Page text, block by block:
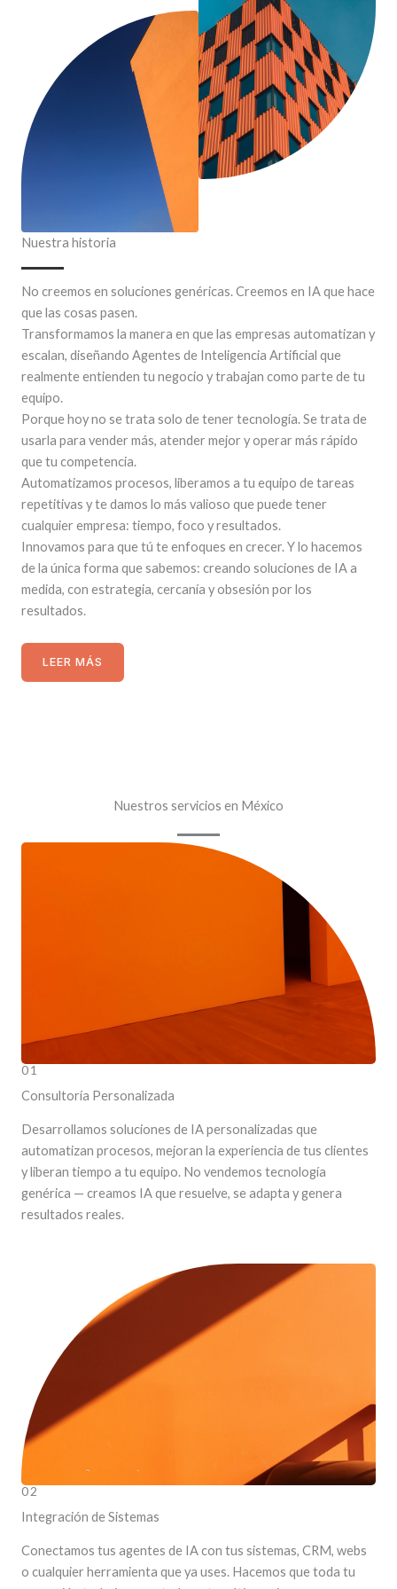
Nuestra historia
No creemos en soluciones genéricas. Creemos en IA que hace
que las cosas pasen.
Transformamos la manera en que las empresas automatizan y
escalan, diseñando Agentes de Inteligencia Artificial que
realmente entienden tu negocio y trabajan como parte de tu
equipo.
Porque hoy no se trata solo de tener tecnología. Se trata de
usarla para vender más, atender mejor y operar más rápido
que tu competencia.
Automatizamos procesos, liberamos a tu equipo de tareas
repetitivas y te damos lo más valioso que puede tener
cualquier empresa: tiempo, foco y resultados.
Innovamos para que tú te enfoques en crecer. Y lo hacemos
de la única forma que sabemos: creando soluciones de IA a
medida, con estrategia, cercanía y obsesión por los
resultados.
LEER MÁS
Nuestros servicios en México
01
Consultoría Personalizada
Desarrollamos soluciones de IA personalizadas que
automatizan procesos, mejoran la experiencia de tus clientes
y liberan tiempo a tu equipo. No vendemos tecnología
genérica — creamos IA que resuelve, se adapta y genera
resultados reales.
02
Integración de Sistemas
Conectamos tus agentes de IA con tus sistemas, CRM, webs
o cualquier herramienta que ya uses. Hacemos que toda tu